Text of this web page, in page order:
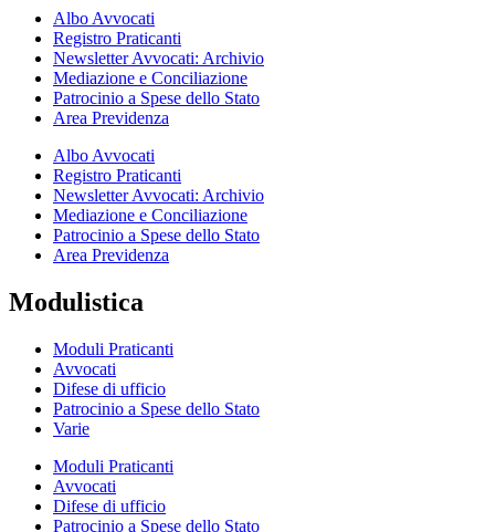
Albo Avvocati
Registro Praticanti
Newsletter Avvocati: Archivio
Mediazione e Conciliazione
Patrocinio a Spese dello Stato
Area Previdenza
Albo Avvocati
Registro Praticanti
Newsletter Avvocati: Archivio
Mediazione e Conciliazione
Patrocinio a Spese dello Stato
Area Previdenza
Modulistica
Moduli Praticanti
Avvocati
Difese di ufficio
Patrocinio a Spese dello Stato
Varie
Moduli Praticanti
Avvocati
Difese di ufficio
Patrocinio a Spese dello Stato